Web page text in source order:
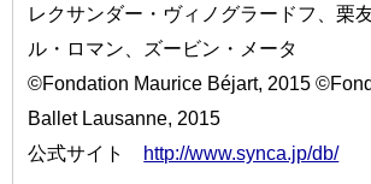
レクサンダー・ヴィノグラードフ、栗
ル・ロマン、ズービン・メータ
©Fondation Maurice Béjart, 2015
Ballet Lausanne, 2015
公式サイト http://www.synca.jp/db/